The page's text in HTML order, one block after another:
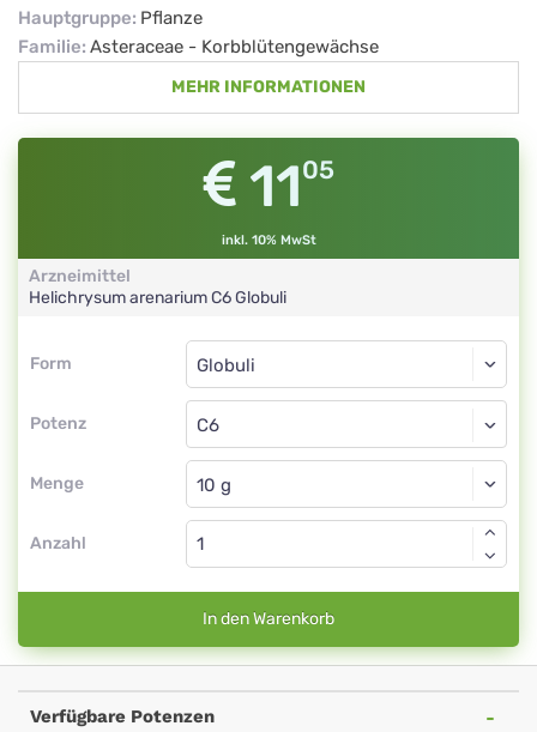
Hauptgruppe: Pflanze
Familie: Asteraceae - Korbblütengewächse
MEHR INFORMATIONEN
1105
inkl. 10% MwSt
Arzneimittel
Helichrysum arenariumC6Globuli
Form
Form
Potenz
Globuli
C6
Menge
Globuli
Anzahl
In den Warenkorb
Verfügbare Potenzen